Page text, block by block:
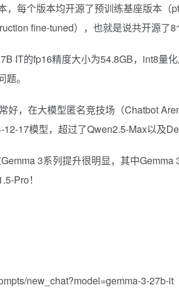
，每个版本均开源了预训练基座版本（
fine-tuned），也就是说共开源了8
IT的fp16精度大小为54.8GB，int8量
。
好，在大模型匿名竞技场（Chatbot
17模型，超过了Qwen2.5-Max以及
3系列提升很明显，其中
Pro！
new_chat?model=gemma-3-27b-it